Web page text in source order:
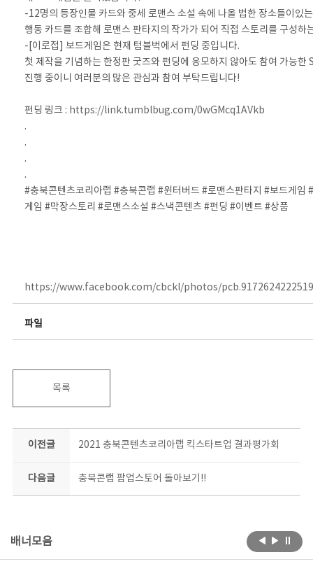
-12명의 등장인물 카드와 중세 로맨스 소설 속에 나올 법한 장소들이있
행동 카드를 조합해 로맨스 판타지의 작가가 되어 직접 스토리를 구성하
-[이로접] 보드게임은 현재 텀블벅에서 펀딩 중입니다.
첫 제작을 기념하는 한정판 굿즈와 펀딩에 응모하지 않아도 참여 가능한
진행 중이니 여러분의 많은 관심과 참여 부탁드립니다!
펀딩 링크 : https://link.tumblbug.com/0wGMcq1AVkb
.
.
.
.
#충북콘텐츠코리아랩 #충북콘랩 #윈터버드 #로맨스판타지 #보드게임
게임 #막장스토리 #로맨스소설 #스낵콘텐츠 #펀딩 #이벤트 #상품
https://www.facebook.com/cbckl/photos/
파일
목록
이전글 2021 충북콘텐츠코리아랩 킥스타트업 결과평가회
다음글 충북콘랩 팝업스토어 돌아보기!!
배너모음